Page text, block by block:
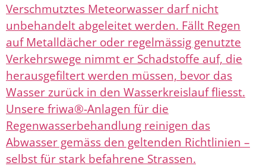
Verschmutztes Meteorwasser darf nicht
unbehandelt abgeleitet werden. Fällt Regen
auf Metalldächer oder regelmässig genutzte
Verkehrswege nimmt er Schadstoffe auf, die
herausgefiltert werden müssen, bevor das
Wasser zurück in den Wasserkreislauf fliesst.
Unsere friwa®-Anlagen für die
Regenwasserbehandlung reinigen das
Abwasser gemäss den geltenden Richtlinien –
selbst für stark befahrene Strassen.